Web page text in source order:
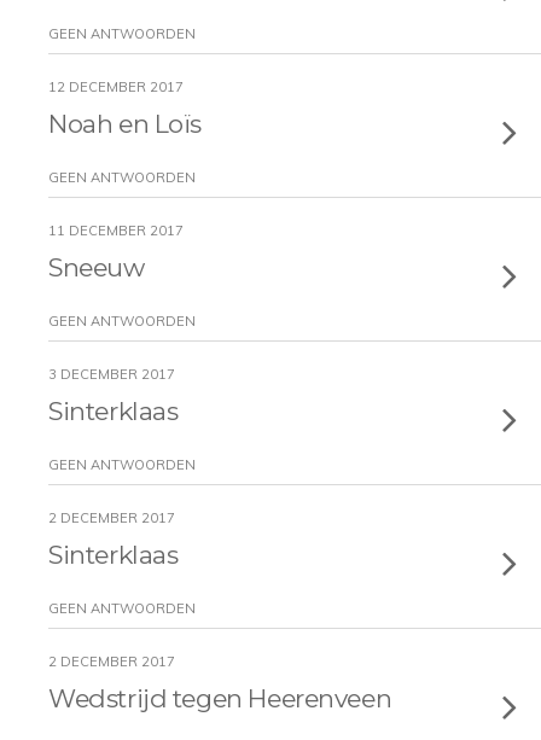
GEEN ANTWOORDEN
12 DECEMBER 2017
Noah en Loïs
GEEN ANTWOORDEN
11 DECEMBER 2017
Sneeuw
GEEN ANTWOORDEN
3 DECEMBER 2017
Sinterklaas
GEEN ANTWOORDEN
2 DECEMBER 2017
Sinterklaas
GEEN ANTWOORDEN
2 DECEMBER 2017
Wedstrijd tegen Heerenveen